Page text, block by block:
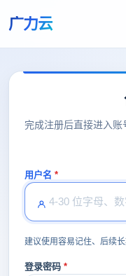
广力云
完成注册后直接进入
用户名
建议使用容易记住、后续长
登录密码